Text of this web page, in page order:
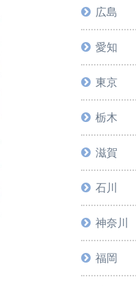
広島
愛知
東京
栃木
滋賀
石川
神奈川
福岡